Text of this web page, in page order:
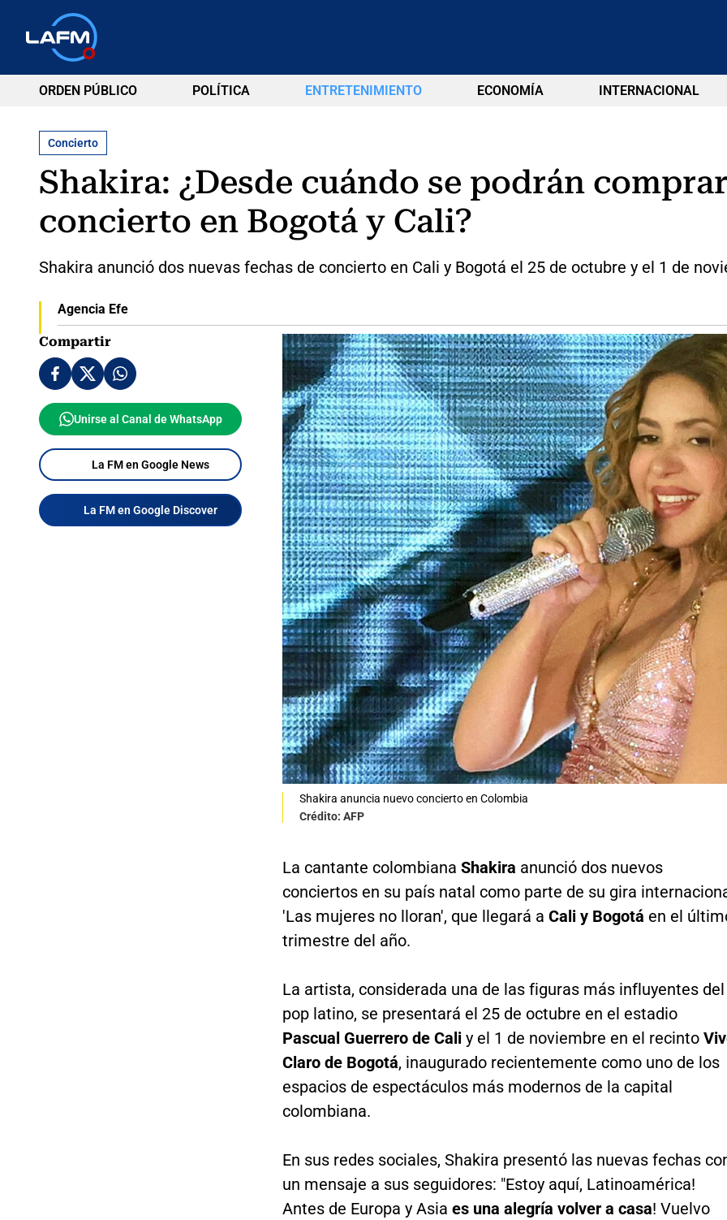
ORDEN PÚBLICO POLÍTICA ENTRETENIMIENTO ECONOMÍA INTERNACIONAL
Concierto
Shakira: ¿Desde cuándo se podrán
concierto en Bogotá y Cali?
Shakira anunció dos nuevas fechas de concierto en Cali y Bogotá el 25 de octubre y el 1 de
Agencia Efe
Compartir
Unirse al Canal de WhatsApp
La FM en Google News
La FM en Google Discover
Shakira anuncia nuevo concierto en Colombia
Crédito: AFP
La cantante colombiana Shakira anunció dos nuevos
conciertos en su país natal como parte de su gira
'Las mujeres no lloran', que llegará a Cali y Bogotá en el
trimestre del año.
La artista, considerada una de las figuras más influyentes del
pop latino, se presentará el 25 de octubre en el estadio
Pascual Guerrero de Cali y el 1 de noviembre en el recinto
Claro de Bogotá, inaugurado recientemente como uno de los
espacios de espectáculos más modernos de la capital
colombiana.
En sus redes sociales, Shakira presentó las nuevas fechas
un mensaje a sus seguidores: "Estoy aquí, Latinoamérica!
Antes de Europa y Asia es una alegría volver a casa! Vuelvo